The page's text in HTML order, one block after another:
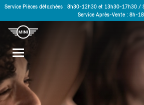
Service Pièces détachées : 8h30-12h30 et 13h30-17h30 /
Service Après-Vente : 8h-